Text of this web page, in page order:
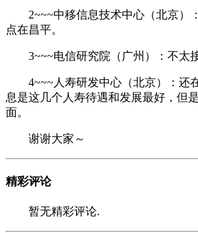
2~~~中移信息技术中心（北京）
点在昌平。
3~~~电信研究院（广州）：不太
4~~~人寿研发中心（北京）：还
息是这几个人寿待遇和发展最好，但
面。
谢谢大家～
精彩评论
暂无精彩评论.